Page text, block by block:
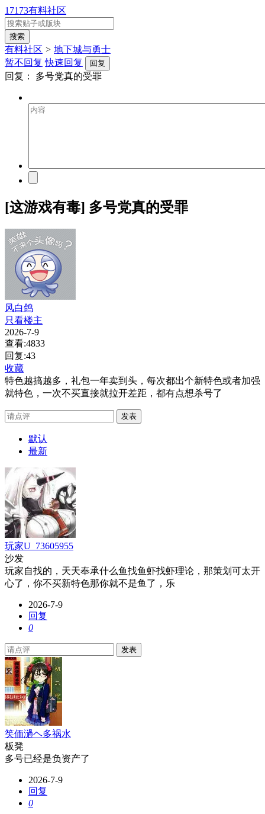
17173有料社区
有料社区 > 地下城与勇士
暂不回复 快速回复 回复
回复： 多号党真的受罪
[这游戏有毒] 多号党真的受罪
风白鸽
只看楼主
2026-7-9
查看:4833
回复:43
收藏
特色越搞越多，礼包一年卖到头，每次都出个新特色或者加强
就特色，一次不买直接就拉开差距，都有点想杀号了
发表
默认
最新
玩家U_73605955
沙发
玩家自找的，天天奉承什么鱼找鱼虾找虾理论，那策划可太开
心了，你不买新特色那你就不是鱼了，乐
2026-7-9
回复
0
发表
笶侕濄ヘ多祸水
板凳
多号已经是负资产了
2026-7-9
回复
0